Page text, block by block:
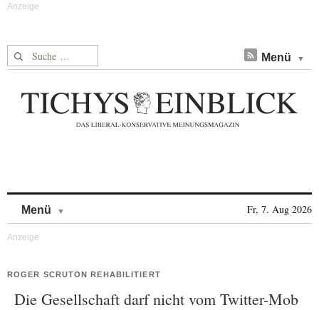
Suche nach: Menü
Menü Fr, 7. Aug 2026
ROGER SCRUTON REHABILITIERT
Die Gesellschaft darf nicht vom Twitter-Mob